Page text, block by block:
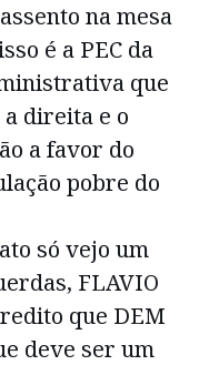
na mesa
é a PEC da
que
direita e o
a favor do
pobre do
só vejo um
FLAVIO
que DEM
deve ser um